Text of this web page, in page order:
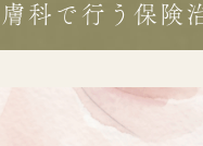
科で行う保険